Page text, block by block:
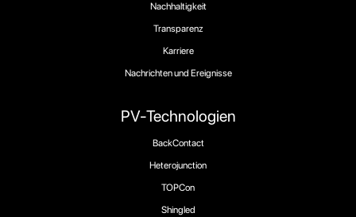
PV-Technologien
BackContact
Heterojunction
TOPCon
Shingled
Nachhaltigkeit
Transparenz
Karriere
Nachrichten und Ereignisse